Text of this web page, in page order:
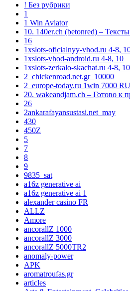
! Без рубрики
1
1 Win Aviator
10. 140er.ch (betonred) –
16
1xslots-oficialnyy-vhod.ru 4-8,
1xslots-vhod-android.ru 4-8, 10
1xslots-zerkalo-skachat.ru 4-8, 10
2_chickenroad.net.gr_10000
2_europe-today.ru 1win 7000 RU
20. wakeandjam.ch – Готово к
26
2ankarafayansustasi.net_may
430
450Z
5
7
8
9
9835_sat
a16z generative ai
a16z generative ai 1
alexander casino FR
ALLZ
Amore
ancorallZ 1000
ancorallZ 3000
ancorallZ 5000TR2
anomaly-power
APK
aromatroufas.gr
articles